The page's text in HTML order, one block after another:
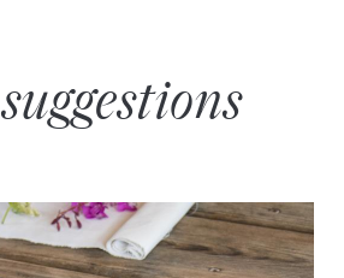
suggestions